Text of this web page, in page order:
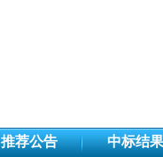
推荐公告 中标结果